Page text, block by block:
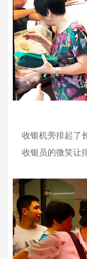
收银机旁排起了
收银员的微笑让